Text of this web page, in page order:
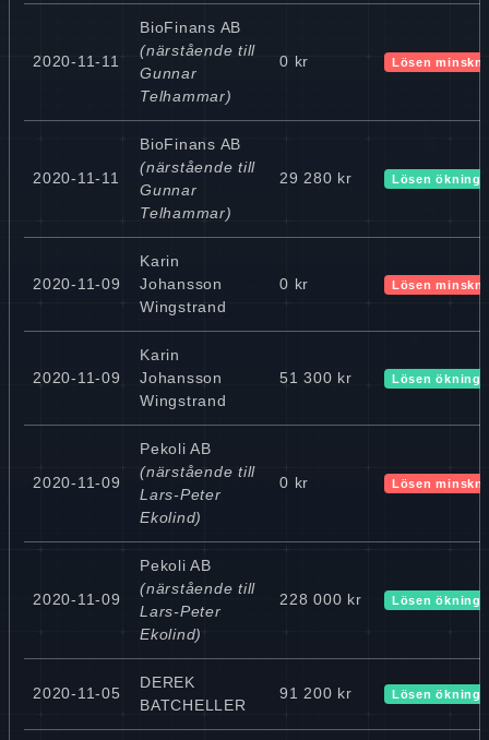
2020-11-11
BioFinans AB
(närstående till
Gunnar
Telhammar)
0 kr Lösen
2020-11-11
BioFinans AB
(närstående till
Gunnar
Telhammar)
29 280 kr Lösen ökning
2020-11-09
Karin
Johansson
Wingstrand
0 kr Lösen
2020-11-09
Karin
Johansson
Wingstrand
51 300 kr Lösen ökning
2020-11-09
Pekoli AB
(närstående till
Lars-Peter
Ekolind)
0 kr Lösen
2020-11-09
Pekoli AB
(närstående till
Lars-Peter
Ekolind)
228 000 kr Lösen ökning
2020-11-05
DEREK
BATCHELLER
91 200 kr Lösen ökning